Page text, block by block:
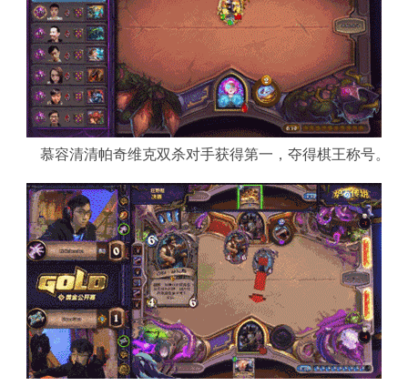
慕容清清帕奇维克双杀对手获得第一，夺得棋王称号。